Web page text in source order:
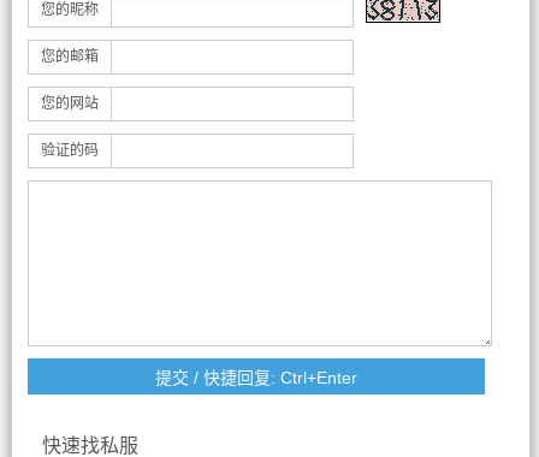
您的昵称
您的邮箱
您的网站
验证的码
快速找私服